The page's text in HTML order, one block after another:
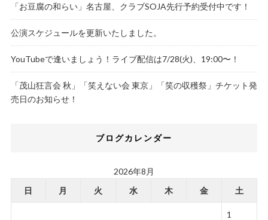
「お豆腐の和らい」名古屋、クラブSOJA先行予約受付中です！
公演スケジュールを更新いたしました。
YouTubeで逢いましょう！ライブ配信は7/28(火)、19:00〜！
「茂山狂言会 秋」「笑えない会 東京」「笑の収穫祭」チケット発
売日のお知らせ！
ブログカレンダー
2026年8月
日
月 火 水 木 金 土
1